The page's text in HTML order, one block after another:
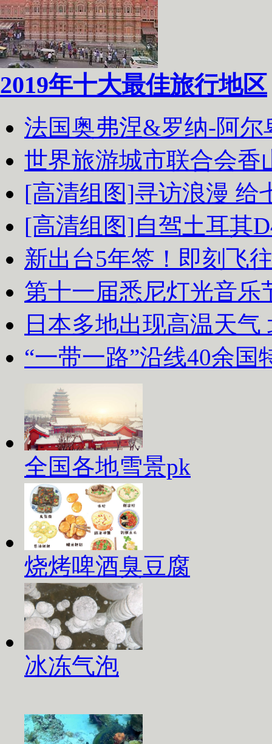
2019年十大最佳旅行地区
法国奥弗涅&罗纳-阿
世界旅游城市联合会香
[高清组图]寻访浪漫 给
[高清组图]自驾土耳其
新出台5年签！即刻飞
第十一届悉尼灯光音乐
日本多地出现高温天
“一带一路”沿线40余国
全国各地雪景pk
烧烤啤酒臭豆腐
冰冻气泡